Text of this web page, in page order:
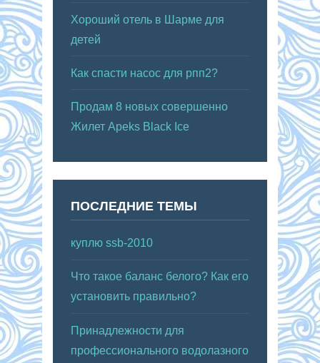
Хороший отель в Шарме для
детей
Как спасти насос для рпп2?
Продам 8 новых совершенно
Жилет Apeks Black Ice
ПОСЛЕДНИЕ ТЕМЫ
куплю ssb-2010
Что такое баланс белого? Как его
установить правильно?
Принадлежности для
профессионального водолазного